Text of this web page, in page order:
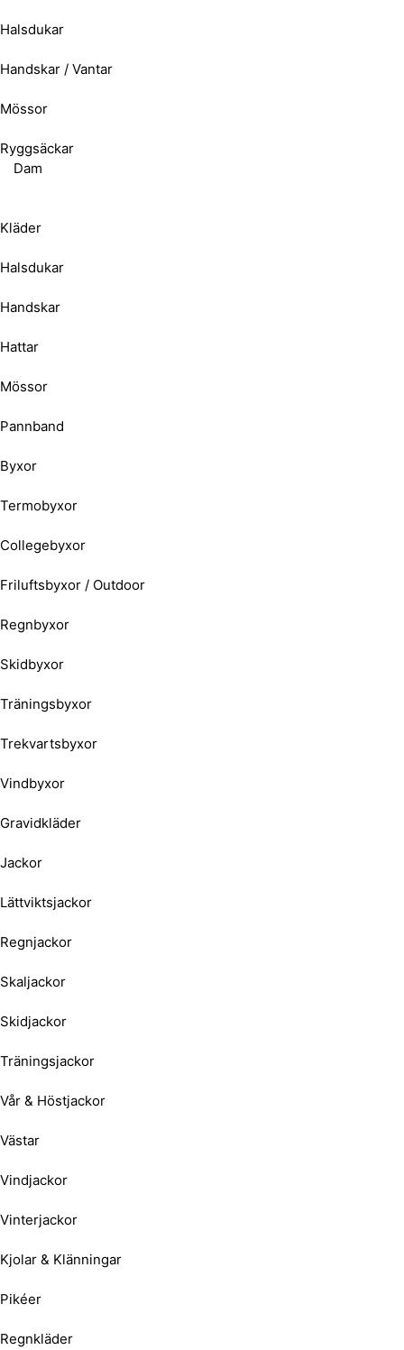
Halsdukar
Handskar / Vantar
Mössor
Ryggsäckar
Dam
Kläder
Halsdukar
Handskar
Hattar
Mössor
Pannband
Byxor
Termobyxor
Collegebyxor
Friluftsbyxor / Outdoor
Regnbyxor
Skidbyxor
Träningsbyxor
Trekvartsbyxor
Vindbyxor
Gravidkläder
Jackor
Lättviktsjackor
Regnjackor
Skaljackor
Skidjackor
Träningsjackor
Vår & Höstjackor
Västar
Vindjackor
Vinterjackor
Kjolar & Klänningar
Pikéer
Regnkläder